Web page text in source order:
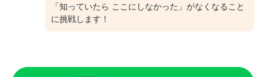
「知っていたら ここにしなかった」がなくなること
に挑戦します！